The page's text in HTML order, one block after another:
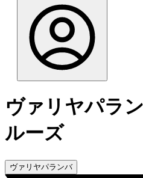
ヴァリヤパラ
ルーズ
ヴァリヤパランバ